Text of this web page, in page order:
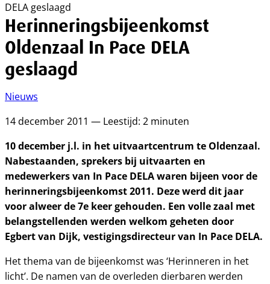
DELA geslaagd
Herinneringsbijeenkomst
Oldenzaal In Pace DELA
geslaagd
Nieuws
14 december 2011 — Leestijd: 2 minuten
10 december j.l. in het uitvaartcentrum te Oldenzaal.
Nabestaanden, sprekers bij uitvaarten en
medewerkers van In Pace DELA waren bijeen voor de
herinneringsbijeenkomst 2011. Deze werd dit jaar
voor alweer de 7e keer gehouden. Een volle zaal met
belangstellenden werden welkom geheten door
Egbert van Dijk, vestigingsdirecteur van In Pace DELA.
Het thema van de bijeenkomst was ‘Herinneren in het
licht’. De namen van de overleden dierbaren werden